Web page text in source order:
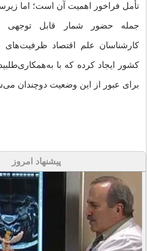
تأمل فراخور اهمیت آن است؛ اما
جمله حضور شمار قابل
کارشناسان علم اقتصاد ظرفیت‌های
کشور ایجاد کرده که با
برای عبور از این وضعیت دوچندان
پیشنهاد امروز